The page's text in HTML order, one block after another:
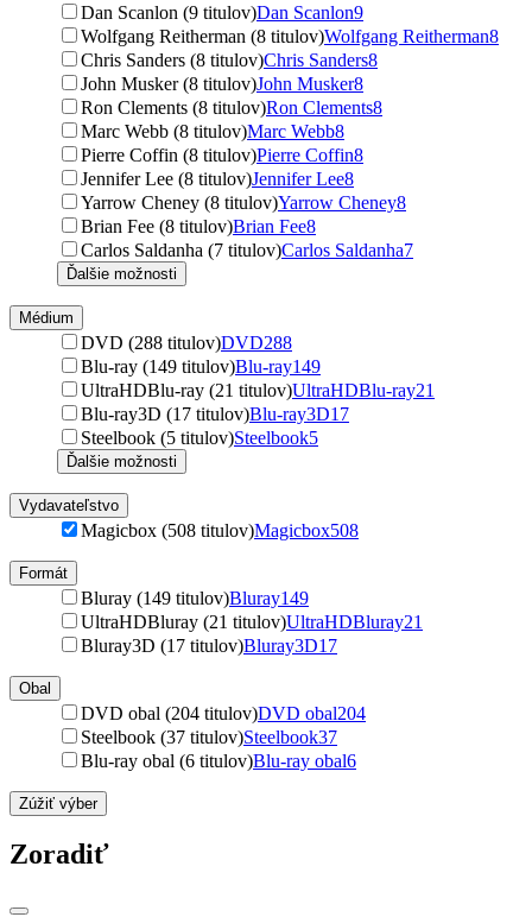
Dan Scanlon (9 titulov)Dan Scanlon9
Wolfgang Reitherman (8 titulov)Wolfgang Reitherman8
Chris Sanders (8 titulov)Chris Sanders8
John Musker (8 titulov)John Musker8
Ron Clements (8 titulov)Ron Clements8
Marc Webb (8 titulov)Marc Webb8
Pierre Coffin (8 titulov)Pierre Coffin8
Jennifer Lee (8 titulov)Jennifer Lee8
Yarrow Cheney (8 titulov)Yarrow Cheney8
Brian Fee (8 titulov)Brian Fee8
Carlos Saldanha (7 titulov)Carlos Saldanha7
Ďalšie možnosti
Médium
DVD (288 titulov)DVD288
Blu-ray (149 titulov)Blu-ray149
UltraHDBlu-ray (21 titulov)UltraHDBlu-ray21
Blu-ray3D (17 titulov)Blu-ray3D17
Steelbook (5 titulov)Steelbook5
Ďalšie možnosti
Vydavateľstvo
Magicbox (508 titulov)Magicbox508
Formát
Bluray (149 titulov)Bluray149
UltraHDBluray (21 titulov)UltraHDBluray21
Bluray3D (17 titulov)Bluray3D17
Obal
DVD obal (204 titulov)DVD obal204
Steelbook (37 titulov)Steelbook37
Blu-ray obal (6 titulov)Blu-ray obal6
Zúžiť výber
Zoradiť